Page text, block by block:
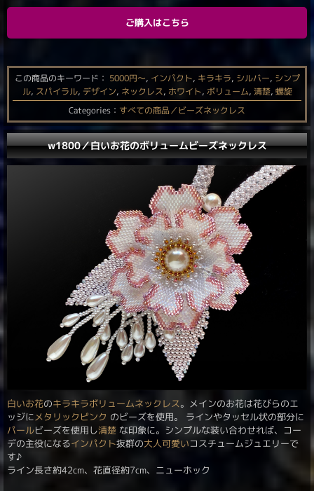
ご購入はこちら
この商品のキーワード： 5000円〜, インパクト, キラキラ, シルバー, シンプ
ル, スパイラル, デザイン, ネックレス, ホワイト, ボリューム, 清楚, 螺旋
Categories： すべての商品／ビーズネックレス
w1800／白いお花のボリュームビーズネックレス
白いお花のキラキラボリュームネックレス。メインのお花は花びらのエ
ッジに メタリックピンク のビーズを使用。 ラインやタッセル状の部分に
パールビーズを使用し清楚 な印象に。シンプルな装い合わせれば、コー
デの主役になるインパクト抜群の大人可愛いコスチュームジュエリーで
す♪
ライン長さ約42cm、花直径約7cm、ニューホック